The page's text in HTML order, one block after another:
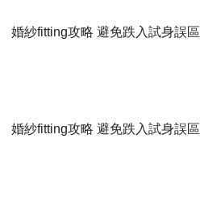
婚紗fitting攻略 避免跌入試身誤區
婚紗fitting攻略 避免跌入試身誤區